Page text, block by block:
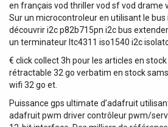
en français vod thriller vod sf vod drame
Sur un microcontroleur en utilisant le
découvrir i2c p82b715pn i2c bus
un terminateur ltc4311 iso1540 i2c
€ click collect 3h pour les articles en
rétractable 32 go verbatim en stock
wifi 32 go et.
Puissance gps ultimate d’adafruit
adafruit pwm driver contrôleur pwm/